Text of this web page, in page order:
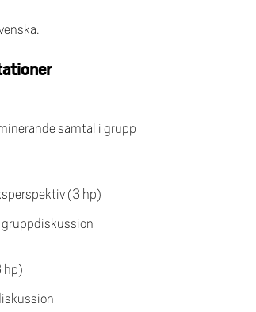
samtal i grupp
(3 hp)
hp)